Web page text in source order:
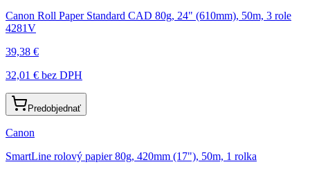
Canon Roll Paper Standard CAD 80g, 24" (610mm), 50m, 3 role
4281V
39,38 €
32,01 € bez DPH
Predobjednať
Canon
SmartLine rolový papier 80g, 420mm (17"), 50m, 1 rolka